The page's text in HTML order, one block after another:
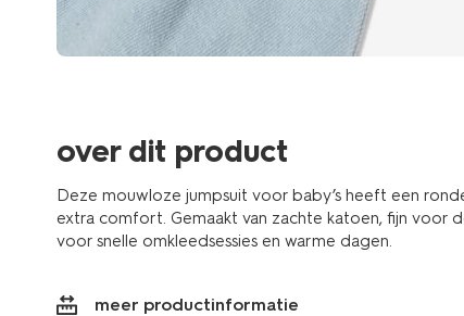
over dit product
Deze mouwloze jumpsuit voor baby’s heeft een
extra comfort. Gemaakt van zachte katoen, fijn voor
voor snelle omkleedsessies en warme dagen.
meer productinformatie